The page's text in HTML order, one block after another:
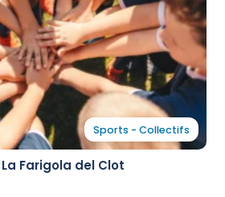
Sports - Collectifs
Farigola del Clot